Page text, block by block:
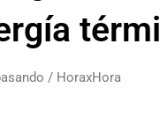
/ HoraxHora